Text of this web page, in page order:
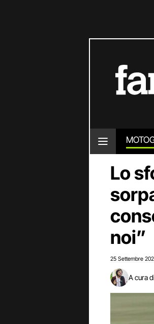
Lo
noi”
25 Settembre
A cura di